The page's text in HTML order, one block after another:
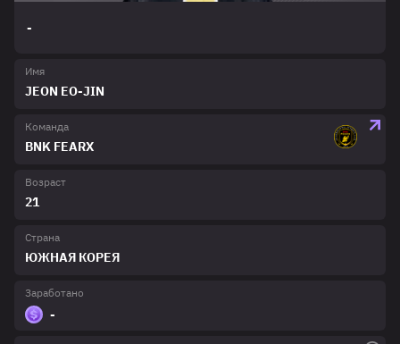
-
Имя
JEON EO-JIN
Команда
BNK FEARX
Возраст
21
Страна
ЮЖНАЯ КОРЕЯ
Заработано
-